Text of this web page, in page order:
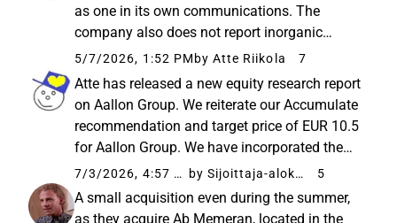
as one in its own communications. The
company also does not report inorganic
growth separately, and nowadays, the
purchase prices and often the profitability of
smaller deals remain undisclosed...
5/7/2026, 1:52 PM by Atte Riikola 7
Atte has released a new equity research report
on Aallon Group. We reiterate our Accumulate
recommendation and target price of EUR 10.5
for Aallon Group. We have incorporated the
company’s latest acquisition into our
forecasts, which marks the sixth acquisition
of the year. Like ...
7/3/2026, 4:57 AM by Sijoittaja-alokas 5
A small acquisition even during the summer,
as they acquire Ab Memeran, located in the